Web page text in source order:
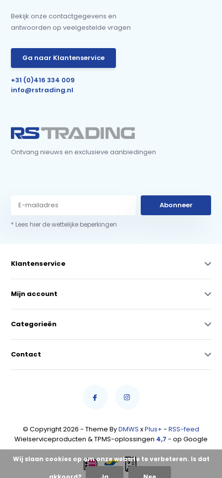
Bekijk onze contactgegevens en
antwoorden op veelgestelde vragen
Ga naar Klantenservice
+31 (0)416 334 009
info@rstrading.nl
Ontvang nieuws en exclusieve aanbiedingen
Abonneer
* Lees hier de wettelijke beperkingen
Klantenservice
Mijn account
Categorieën
Contact
© Copyright 2026 - Theme ByDMWS xPlus+ - RSS-feed
Wielserviceproducten & TPMS-oplossingen 4,7 - op Google
Wij slaan cookies op om onze website te verbeteren. Is dat